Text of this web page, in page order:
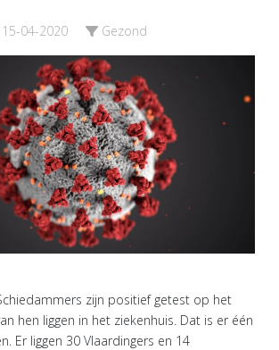
15-04-2020 Gezond
zijn positief getest op het
hen liggen in het ziekenhuis. Dat is er één
Er liggen 30 Vlaardingers en 14